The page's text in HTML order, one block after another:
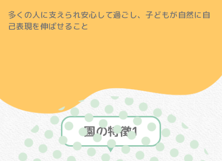
多くの人に支えられ安心して過ごし、子どもが自然に自
己表現を伸ばせること
園の特徴1